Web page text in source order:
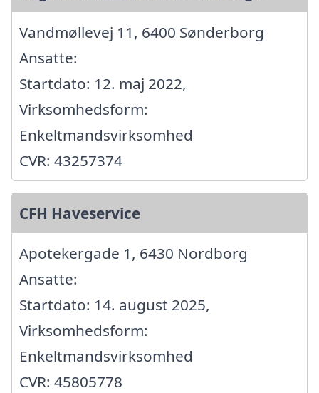
Vandmøllevej 11, 6400 Sønderborg
Ansatte:
Startdato: 12. maj 2022,
Virksomhedsform:
Enkeltmandsvirksomhed
CVR: 43257374
CFH Haveservice
Apotekergade 1, 6430 Nordborg
Ansatte:
Startdato: 14. august 2025,
Virksomhedsform:
Enkeltmandsvirksomhed
CVR: 45805778